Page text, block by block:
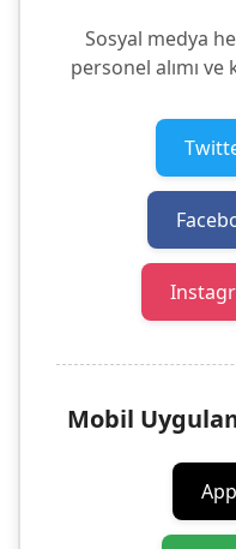
Sosyal medya
personel alımı
Mobil